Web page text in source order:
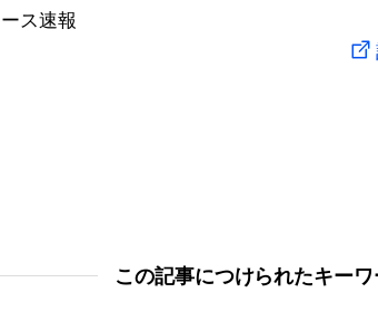
ス速報
この記事につけられたキー